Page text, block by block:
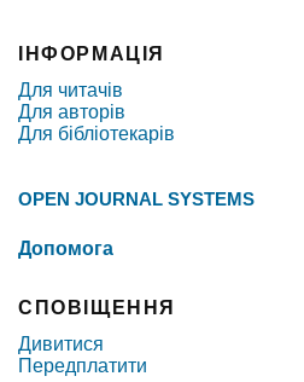
ІНФОРМАЦІЯ
Для читачів
Для авторів
Для бібліотекарів
OPEN JOURNAL SYSTEMS
Допомога
СПОВІЩЕННЯ
Дивитися
Передплатити